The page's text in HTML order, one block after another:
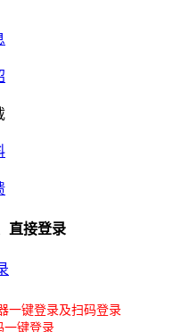
直接登录
一键登录及扫码登录
一键登录